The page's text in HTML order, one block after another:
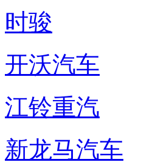
时骏
开沃汽车
江铃重汽
新龙马汽车